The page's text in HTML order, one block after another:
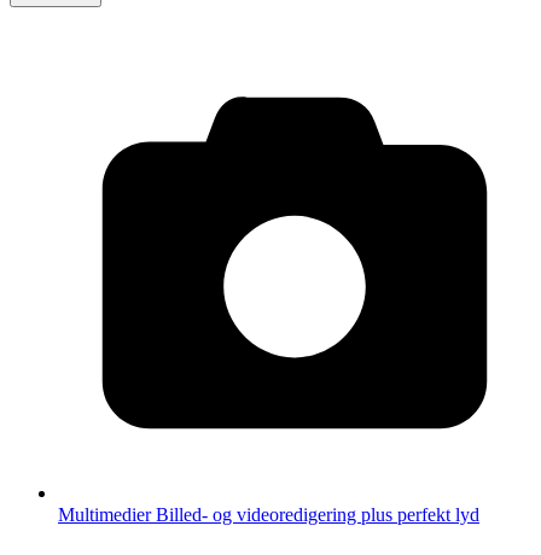
MultimedierBilled- og videoredigering plus perfekt lyd